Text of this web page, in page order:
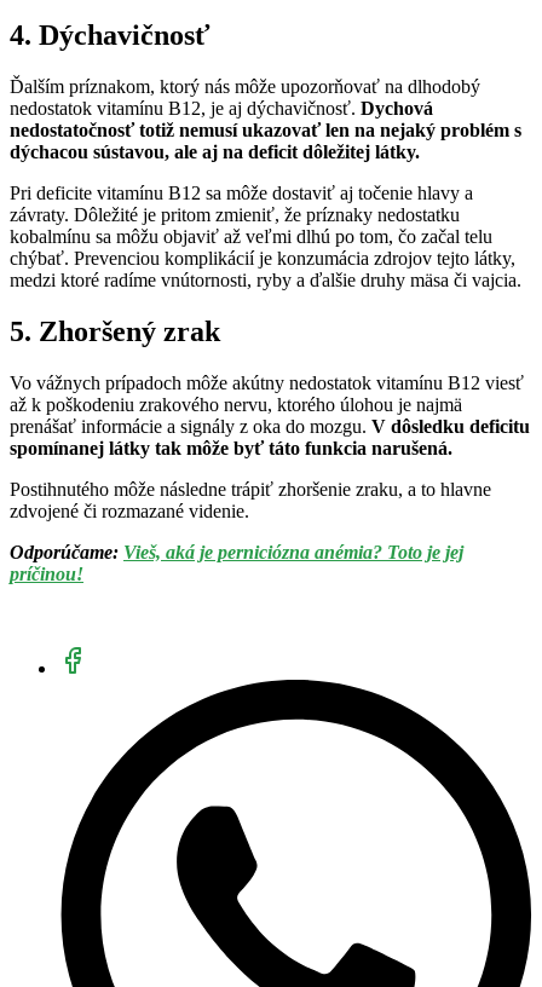
4. Dýchavičnosť
Ďalším príznakom, ktorý nás môže upozorňovať na dlhodobý
nedostatok vitamínu B12, je aj dýchavičnosť. Dychová
nedostatočnosť totiž nemusí ukazovať len na nejaký problém s
dýchacou sústavou, ale aj na deficit dôležitej látky.
Pri deficite vitamínu B12 sa môže dostaviť aj točenie hlavy a
závraty. Dôležité je pritom zmieniť, že príznaky nedostatku
kobalmínu sa môžu objaviť až veľmi dlhú po tom, čo začal telu
chýbať. Prevenciou komplikácií je konzumácia zdrojov tejto látky,
medzi ktoré radíme vnútornosti, ryby a ďalšie druhy mäsa či vajcia.
5. Zhoršený zrak
Vo vážnych prípadoch môže akútny nedostatok vitamínu B12 viesť
až k poškodeniu zrakového nervu, ktorého úlohou je najmä
prenášať informácie a signály z oka do mozgu. V dôsledku deficitu
spomínanej látky tak môže byť táto funkcia narušená.
Postihnutého môže následne trápiť zhoršenie zraku, a to hlavne
zdvojené či rozmazané videnie.
Odporúčame: Vieš, aká je perniciózna anémia? Toto je jej
príčinou!